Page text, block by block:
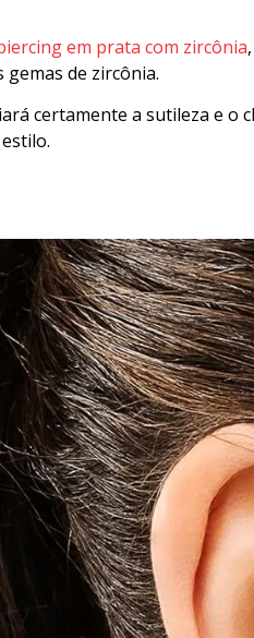
em prata com zircônia
gemas de zircônia.
certamente a sutileza e o